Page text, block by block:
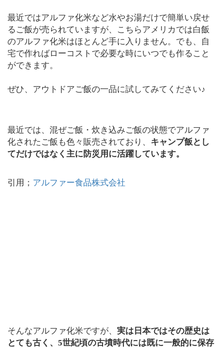
最近ではアルファ化米など水やお湯だけで簡単い戻せ
るご飯が売られていますが、こちらアメリカでは白飯
のアルファ化米はほとんど手に入りません。でも、自
宅で作ればローコストで必要な時にいつでも作ること
ができます。
ぜひ、アウトドアご飯の一品に試してみてください♪
最近では、混ぜご飯・炊き込みご飯の状態でアルファ
化されたご飯も色々販売されており、 キャンプ飯とし
てだけではなく主に防災用に活躍しています。
引用； アルファー食品株式会社
そんなアルファ化米ですが、 実は日本ではその歴史は
とても古く、5世紀頃の古墳時代には既に一般的に保存